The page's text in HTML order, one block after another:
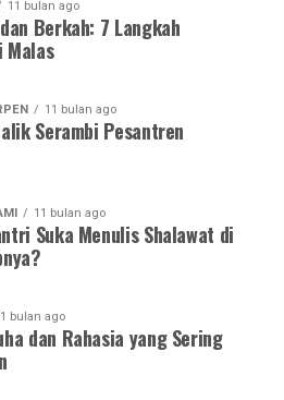
11 bulan ago
Berkah: 7 Langkah
Malas
11 bulan ago
Serambi Pesantren
11 bulan ago
Suka Menulis Shalawat di
bulan ago
dan Rahasia yang Sering